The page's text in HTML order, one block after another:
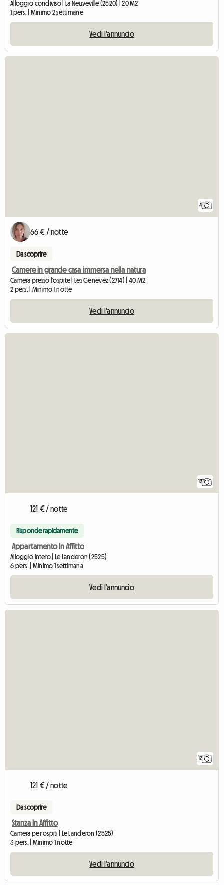
Alloggio condiviso | La Neuveville (2520) | 20 M2
1 pers. | Minimo 2 settimane
Vedi l'annuncio
4
66 € / notte
Da scoprire
Camere in grande casa immersa nella natura
Camera presso l'ospite | Les Genevez (2714) | 40 M2
2 pers. | Minimo 1 notte
Vedi l'annuncio
12
121 € / notte
Risponde rapidamente
Appartamento In Affitto
Alloggio intero | Le Landeron (2525)
6 pers. | Minimo 1 settimana
Vedi l'annuncio
12
121 € / notte
Da scoprire
Stanza In Affitto
Camera per ospiti | Le Landeron (2525)
3 pers. | Minimo 1 notte
Vedi l'annuncio